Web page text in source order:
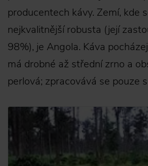
producentech kávy. Zemí, kde
nejkvalitnější robusta (její
98%), je Angola. Káva
má drobné až střední zrno a
perlová; zpracovává se pouze